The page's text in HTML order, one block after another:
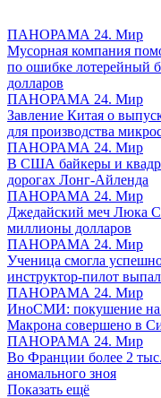
ПАНОРАМА 24. Мир
Мусорная компания
по ошибке лотерейный
долларов
ПАНОРАМА 24. Мир
Завление Китая о
для производства
ПАНОРАМА 24. Мир
В США байкеры и
дорогах Лонг-Айленда
ПАНОРАМА 24. Мир
Джедайский меч Люка
миллионы долларов
ПАНОРАМА 24. Мир
Ученица смогла
инструктор-пилот выпал
ПАНОРАМА 24. Мир
ИноСМИ: покушение на
Макрона совершено в
ПАНОРАМА 24. Мир
Во Франции более 2
аномального зноя
Показать ещё